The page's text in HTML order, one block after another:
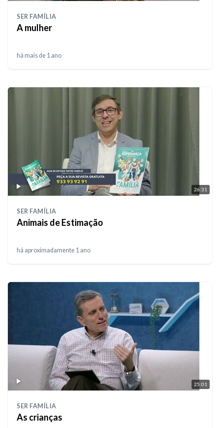
SER FAMÍLIA
A mulher
há mais de 1 ano
26:31
SER FAMÍLIA
Animais de Estimação
há aproximadamente 1 ano
25:01
SER FAMÍLIA
As crianças